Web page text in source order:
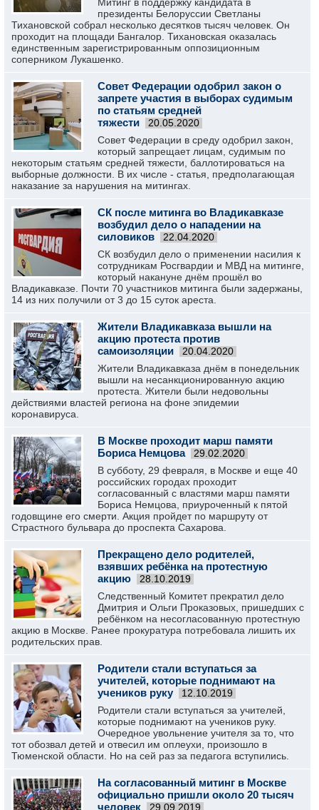
президенты Белоруссии Светланы
Тихановской собрал несколько десятков тысяч человек. Он
проходит на площади Бангалор. Тихановская оказалась
единственным зарегистрированным оппозиционным
соперником Лукашенко.
Совет Федерации одобрил закон о
запрете участия в выборах судимым
по статьям средней
тяжести
20.05.2020
Совет Федерации в среду одобрил закон,
который запрещает лицам, судимым по
некоторым статьям средней тяжести, баллотироваться на
выборные должности. В их числе - статья, предполагающая
наказание за нарушения на митингах.
СК после митинга во Владикавказе
возбудил дело о нападении на
силовиков
22.04.2020
СК возбудил дело о применении насилия к
сотрудникам Росгвардии и МВД на митинге,
который накануне днём прошёл во
Владикавказе. Почти 70 участников митинга были задержаны,
14 из них получили от 3 до 15 суток ареста.
Жители Владикавказа вышли на
акцию протеста против
самоизоляции
20.04.2020
Жители Владикавказа днём в понедельник
вышли на несанкционированную акцию
протеста. Жители были недовольны
действиями властей региона на фоне эпидемии
коронавируса.
В Москве проходит марш памяти
Бориса Немцова
29.02.2020
В субботу, 29 февраля, в Москве и еще 40
российских городах проходит
согласованный с властями марш памяти
Бориса Немцова, приуроченный к пятой
годовщине его смерти. Акция пройдет по маршруту от
Страстного бульвара до проспекта Сахарова.
Прекращено дело родителей,
взявших ребёнка на протестную
акцию
28.10.2019
Следственный Комитет прекратил дело
Дмитрия и Ольги Проказовых, пришедших с
ребёнком на несогласованную протестную
акцию в Москве. Ранее прокуратура потребовала лишить их
родительских прав.
Родители стали вступаться за
учителей, которые поднимают на
учеников руку
12.10.2019
Родители стали вступаться за учителей,
которые поднимают на учеников руку.
Очередное увольнение учителя за то, что
тот обозвал детей и отвесил им оплеухи, произошло в
Тюменской области. Но на сей раз за педагога вступились.
На согласованный митинг в Москве
официально пришли около 20 тысяч
человек
29.09.2019